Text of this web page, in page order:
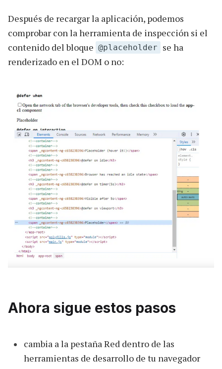
Después de recargar la aplicación, podemos
comprobar con la herramienta de inspección si el
contenido del bloque @placeholder
se ha
renderizado en el DOM o no:
Ahora sigue estos pasos
cambia a la pestaña Red dentro de las
herramientas de desarrollo de tu navegador